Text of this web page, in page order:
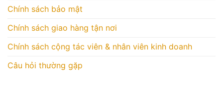
Chính sách bảo mật
Chính sách giao hàng tận nơi
Chính sách cộng tác viên & nhân viên kinh doanh
Câu hỏi thường gặp